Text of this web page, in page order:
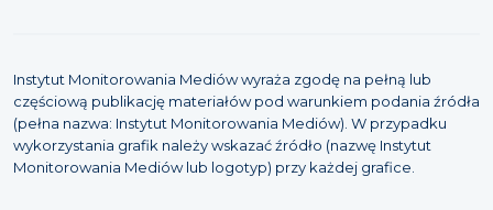
Instytut Monitorowania Mediów wyraża zgodę na pełną lub
częściową publikację materiałów pod warunkiem podania źródła
(pełna nazwa: Instytut Monitorowania Mediów). W przypadku
wykorzystania grafik należy wskazać źródło (nazwę Instytut
Monitorowania Mediów lub logotyp) przy każdej grafice.